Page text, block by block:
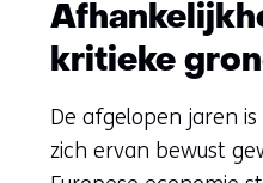
kritieke
De afgelopen jaren is
zich ervan bewust